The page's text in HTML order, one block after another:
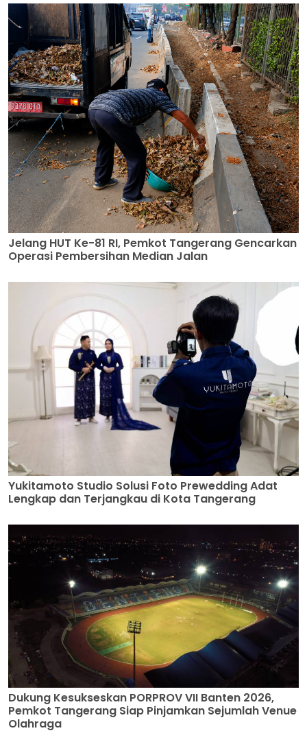
Jelang HUT Ke-81 RI, Pemkot Tangerang Gencarkan
Operasi Pembersihan Median Jalan
Yukitamoto Studio Solusi Foto Prewedding Adat
Lengkap dan Terjangkau di Kota Tangerang
Dukung Kesukseskan PORPROV VII Banten 2026,
Pemkot Tangerang Siap Pinjamkan Sejumlah Venue
Olahraga